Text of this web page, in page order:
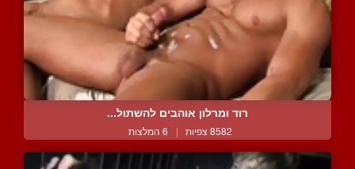
רוד ומרלון אוהבים להשתול...
8582 צפיות | 6 המלצות